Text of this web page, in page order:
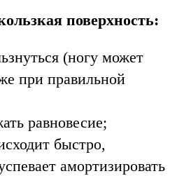
поверхность:
(ногу может
при правильной
равновесие;
быстро,
амортизировать